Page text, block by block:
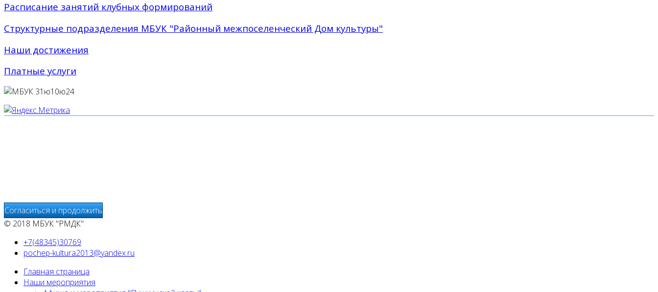
Расписание занятий клубных формирований
Структурные подразделения МБУК "Районный межпоселенческий Дом культуры"
Наши достижения
Платные услуги
Согласиться и продолжить
© 2018 МБУК "РМДК"
+7(48345)30769
pochep-kultura2013@yandex.ru
Главная страница
Наши мероприятия